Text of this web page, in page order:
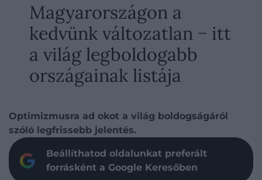
Magyarországon a
kedvünk változatlan − itt
a világ legboldogabb
országainak listája
Optimizmusra ad okot a világ boldogságáról
szóló legfrissebb jelentés.
Beállíthatod oldalunkat preferált
forrásként a Google Keresőben